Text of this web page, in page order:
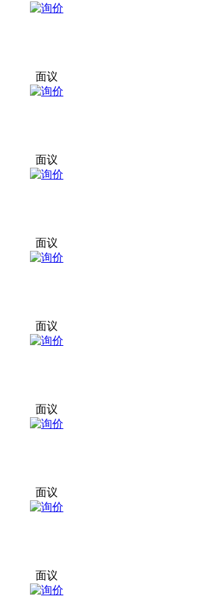
面议
面议
面议
面议
面议
面议
面议